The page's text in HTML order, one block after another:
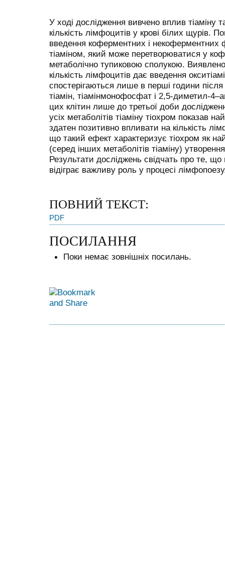
У ході дослідження вивчено вплив тіаміну
кількість лімфоцитів у крові білих щурів.
введення коферментних і некоферментних
тіаміном, який може перетворюватися у
метаболічно тупиковою сполукою.
кількість лімфоцитів дає введення
спостерігаються лише в перші години
тіамін, тіамінмонофосфат і 2,5-диметил-
цих клітин лише до третьої доби
усіх метаболітів тіаміну тіохром показав
здатен позитивно впливати на кількість
що такий ефект характеризує тіохром як
(серед інших метаболітів тіаміну)
Результати досліджень свідчать про те, що
відіграє важливу роль у процесі
ПОВНИЙ ТЕКСТ:
PDF
ПОСИЛАННЯ
Поки немає зовнішніх посилань.